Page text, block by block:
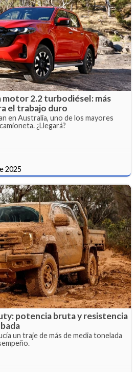
motor 2.2 turbodiésel: más
el trabajo duro
en Australia, uno de los mayores
¿Llegará?
2025
potencia bruta y resistencia
un traje de más de media tonelada